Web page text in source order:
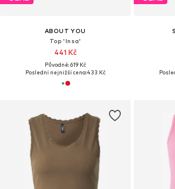
ABOUT YOU
Top 'Insa'
441 Kč
Původně: 619 Kč
Poslední nejnižší cena:433 Kč